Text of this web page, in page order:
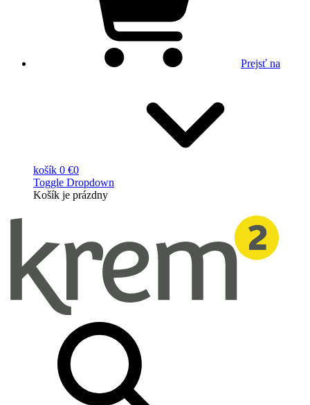
Prejsť na
košík 0 €0
Toggle Dropdown
Košík je prázdny